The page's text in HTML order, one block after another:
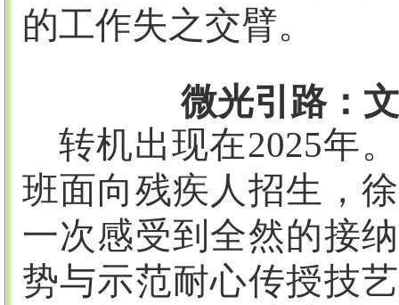
的工作失之交臂。
微光引路：
转机出现在2025年
班面向残疾人招生，
一次感受到全然的接
势与示范耐心传授技